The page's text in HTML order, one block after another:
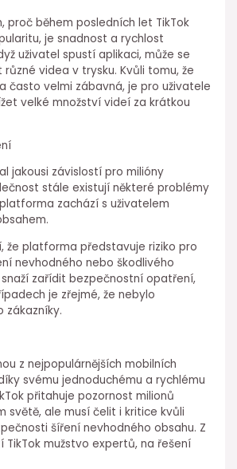
proč během posledních let TikTok
je snadnost a rychlost
uživatel spustí aplikaci, může se
videa v trysku. Kvůli tomu, že
často velmi zábavná, je pro uživatele
velké množství videí za krátkou
jakousi závislostí pro milióny
stále existují některé problémy
zachází s uživatelem
že platforma představuje riziko pro
nevhodného nebo škodlivého
snaží zařídit bezpečnostní opatření,
je zřejmé, že nebylo
zákazníky.
z nejpopulárnějších mobilních
svému jednoduchému a rychlému
přitahuje pozornost milionů
světě, ale musí čelit i kritice kvůli
šíření nevhodného obsahu. Z
mužstvo expertů, na řešení